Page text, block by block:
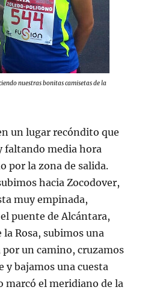
nuestras bonitas camisetas de la
un lugar recóndito que
faltando media hora
por la zona de salida.
hacia Zocodover,
muy empinada,
puente de Alcántara,
Rosa, subimos una
un camino, cruzamos
y bajamos una cuesta
marcó el meridiano de la